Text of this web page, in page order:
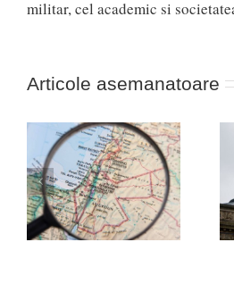
militar, cel academic si
Articole asemanatoare
Nevoia unei strategii a
victoriei în Ucraina!